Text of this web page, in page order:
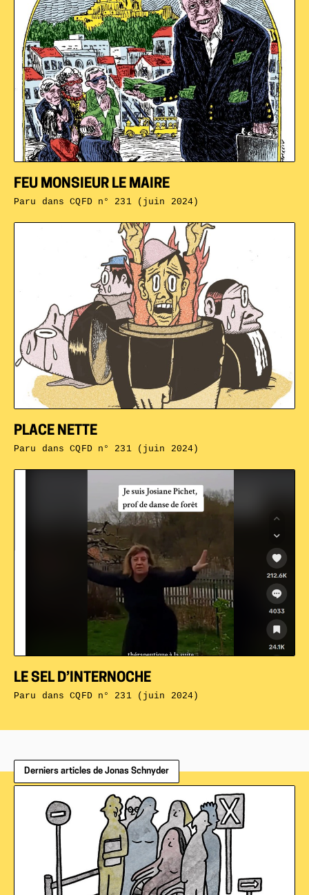
LE SEL D’INTERNOCHE
Paru dansCQFD n° 231 (juin 2024)
PLACE NETTE
Paru dansCQFD n° 231 (juin 2024)
FEU MONSIEUR LE MAIRE
Paru dansCQFD n° 231 (juin 2024)
Derniers articles de Jonas Schnyder